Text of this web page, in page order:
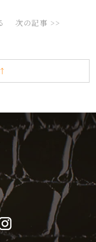
次の記事 >>